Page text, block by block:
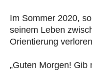
Im Sommer 2020,
seinem Leben
Orientierung
„Guten Morgen!